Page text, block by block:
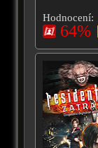
Hodnocení:
64%